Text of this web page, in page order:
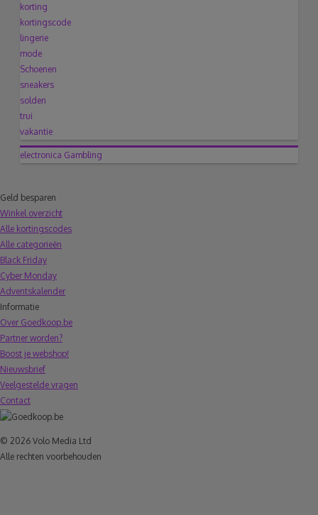
korting
kortingscode
lingerie
mode
Schoenen
sneakers
solden
trui
vakantie
electronica Gambling
Geld besparen
Winkel overzicht
Alle kortingscodes
Alle categorieën
Black Friday
Cyber Monday
Adventskalender
Informatie
Over Goedkoop.be
Partner worden?
Boost je webshop!
Nieuwsbrief
Veelgestelde vragen
Contact
© 2026 Volo Media Ltd
Alle rechten voorbehouden